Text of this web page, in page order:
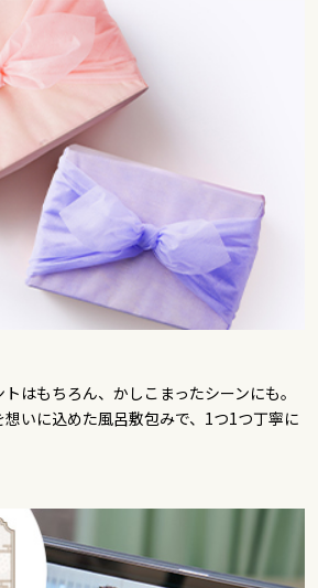
はもちろん、かしこまったシーンにも。
いに込めた風呂敷包みで、1つ1つ丁寧に